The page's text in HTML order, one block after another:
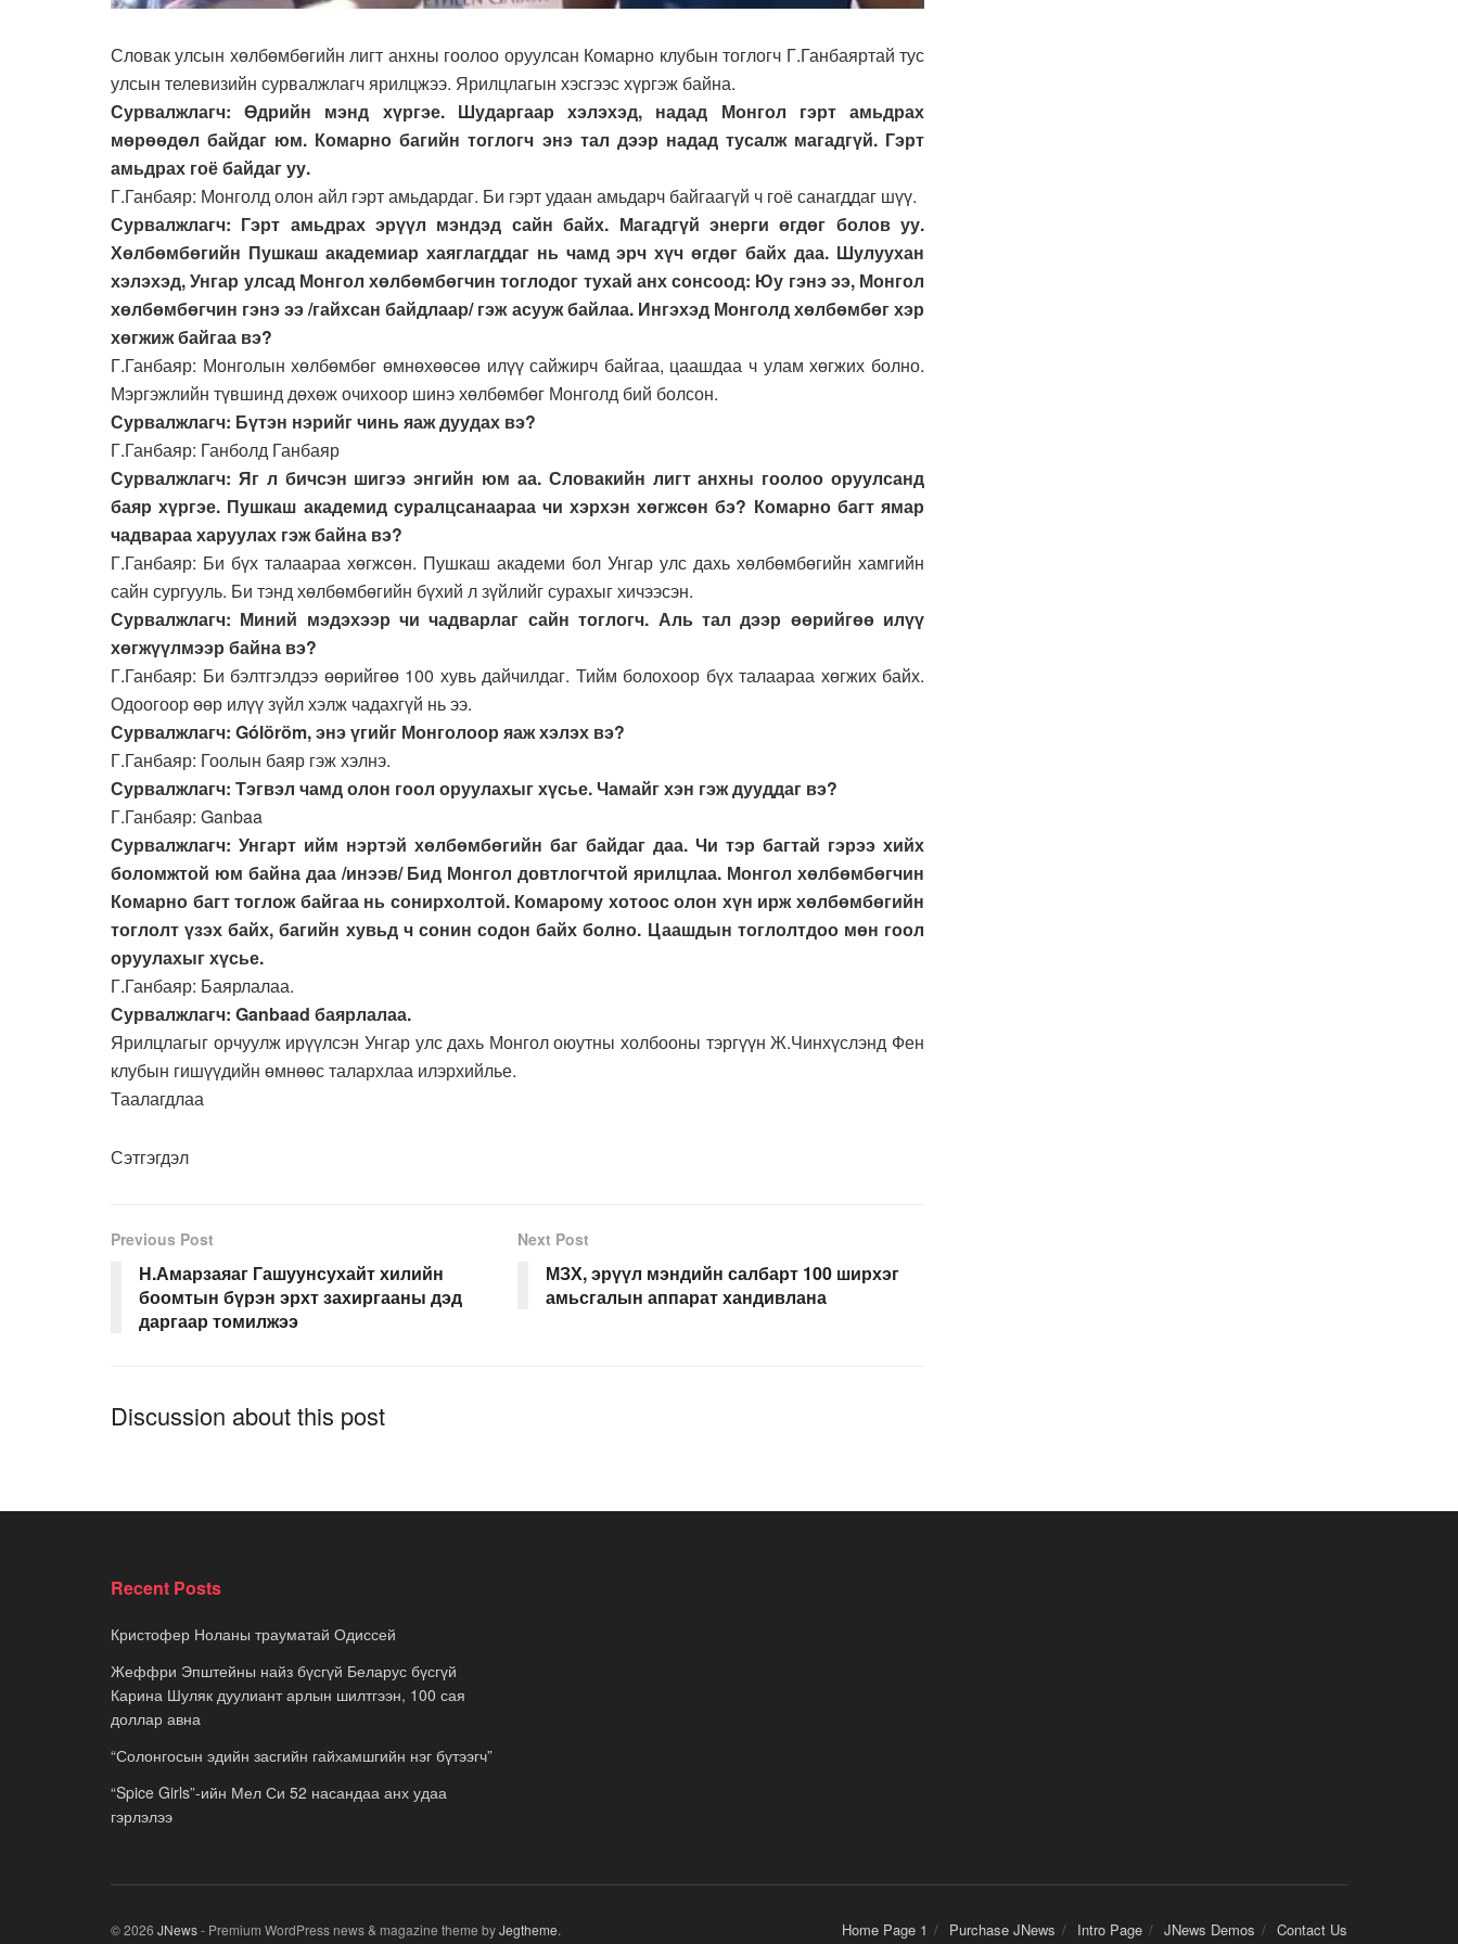
Словак улсын хөлбөмбөгийн лигт анхны гоолоо оруулсан Комарно клубын тоглогч Г.Ганбаяртай тус
улсын телевизийн сурвалжлагч ярилцжээ. Ярилцлагын хэсгээс хүргэж байна.
Сурвалжлагч: Өдрийн мэнд хүргэе. Шударгаар хэлэхэд, надад Монгол гэрт амьдрах
мөрөөдөл байдаг юм. Комарно багийн тоглогч энэ тал дээр надад тусалж магадгүй. Гэрт
амьдрах гоё байдаг уу.
Г.Ганбаяр: Монголд олон айл гэрт амьдардаг. Би гэрт удаан амьдарч байгаагүй ч гоё санагддаг шүү.
Сурвалжлагч: Гэрт амьдрах эрүүл мэндэд сайн байх. Магадгүй энерги өгдөг болов уу.
Хөлбөмбөгийн Пушкаш академиар хаяглагддаг нь чамд эрч хүч өгдөг байх даа. Шулуухан
хэлэхэд, Унгар улсад Монгол хөлбөмбөгчин тоглодог тухай анх сонсоод: Юу гэнэ ээ, Монгол
хөлбөмбөгчин гэнэ ээ /гайхсан байдлаар/ гэж асууж байлаа. Ингэхэд Монголд хөлбөмбөг хэр
хөгжиж байгаа вэ?
Г.Ганбаяр: Монголын хөлбөмбөг өмнөхөөсөө илүү сайжирч байгаа, цаашдаа ч улам хөгжих болно.
Мэргэжлийн түвшинд дөхөж очихоор шинэ хөлбөмбөг Монголд бий болсон.
Сурвалжлагч: Бүтэн нэрийг чинь яаж дуудах вэ?
Г.Ганбаяр: Ганболд Ганбаяр
Сурвалжлагч: Яг л бичсэн шигээ энгийн юм аа. Словакийн лигт анхны гоолоо оруулсанд
баяр хүргэе. Пушкаш академид суралцсанаараа чи хэрхэн хөгжсөн бэ? Комарно багт ямар
чадвараа харуулах гэж байна вэ?
Г.Ганбаяр: Би бүх талаараа хөгжсөн. Пушкаш академи бол Унгар улс дахь хөлбөмбөгийн хамгийн
сайн сургууль. Би тэнд хөлбөмбөгийн бүхий л зүйлийг сурахыг хичээсэн.
Сурвалжлагч: Миний мэдэхээр чи чадварлаг сайн тоглогч. Аль тал дээр өөрийгөө илүү
хөгжүүлмээр байна вэ?
Г.Ганбаяр: Би бэлтгэлдээ өөрийгөө 100 хувь дайчилдаг. Тийм болохоор бүх талаараа хөгжих байх.
Одоогоор өөр илүү зүйл хэлж чадахгүй нь ээ.
Сурвалжлагч: Gólöröm, энэ үгийг Монголоор яаж хэлэх вэ?
Г.Ганбаяр: Гоолын баяр гэж хэлнэ.
Сурвалжлагч: Тэгвэл чамд олон гоол оруулахыг хүсье. Чамайг хэн гэж дууддаг вэ?
Г.Ганбаяр: Ganbaa
Сурвалжлагч: Унгарт ийм нэртэй хөлбөмбөгийн баг байдаг даа. Чи тэр багтай гэрээ хийх
боломжтой юм байна даа /инээв/ Бид Монгол довтлогчтой ярилцлаа. Монгол хөлбөмбөгчин
Комарно багт тоглож байгаа нь сонирхолтой. Комарому хотоос олон хүн ирж хөлбөмбөгийн
тоглолт үзэх байх, багийн хувьд ч сонин содон байх болно. Цаашдын тоглолтдоо мөн гоол
оруулахыг хүсье.
Г.Ганбаяр: Баярлалаа.
Сурвалжлагч: Ganbaad баярлалаа.
Ярилцлагыг орчуулж ирүүлсэн Унгар улс дахь Монгол оюутны холбооны тэргүүн Ж.Чинхүслэнд Фен
клубын гишүүдийн өмнөөс талархлаа илэрхийлье.
Таалагдлаа
Сэтгэгдэл
Previous Post
Н.Амарзаяаг Гашуунсухайт хилийн
боомтын бүрэн эрхт захиргааны дэд
даргаар томилжээ
Next Post
МЗХ, эрүүл мэндийн салбарт 100 ширхэг
амьсгалын аппарат хандивлана
Discussion about this post
Recent Posts
Кристофер Ноланы трауматай Одиссей
Жеффри Эпштейны найз бүсгүй Беларус бүсгүй
Карина Шуляк дуулиант арлын шилтгээн, 100 сая
доллар авна
“Солонгосын эдийн засгийн гайхамшгийн нэг бүтээгч”
“Spice Girls”-ийн Мел Си 52 насандаа анх удаа
гэрлэлээ
Home Page 1 Purchase JNews Intro Page JNews Demos Contact Us
© 2026 JNews- Premium WordPress news & magazine theme byJegtheme.